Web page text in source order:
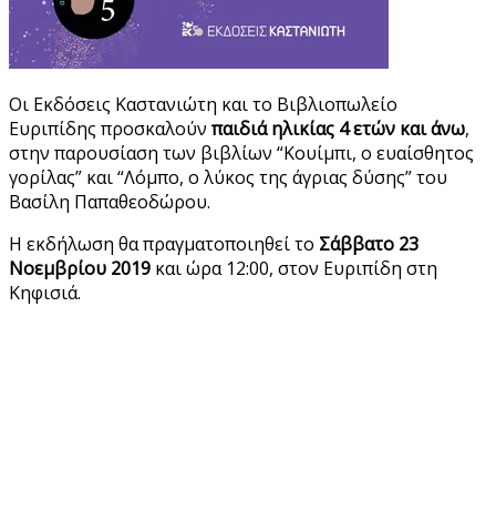
Οι Εκδόσεις Καστανιώτη και το Βιβλιοπωλείο
Ευριπίδης προσκαλούν παιδιά ηλικίας 4 ετών και άνω,
στην παρουσίαση των βιβλίων “Κουίμπι, ο ευαίσθητος
γορίλας” και “Λόμπο, ο λύκος της άγριας δύσης” του
Βασίλη Παπαθεοδώρου.
Η εκδήλωση θα πραγματοποιηθεί το Σάββατο 23
Νοεμβρίου 2019 και ώρα 12:00, στον Ευριπίδη στη
Κηφισιά.